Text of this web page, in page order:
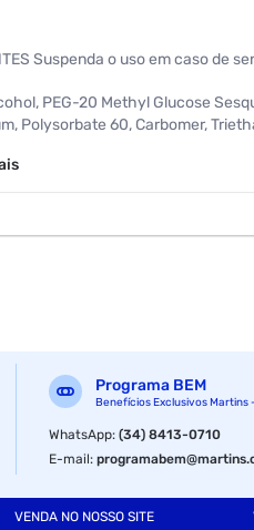
Suspenda o uso em caso de
PEG-20 Methyl Glucose
Polysorbate 60, Carbomer,
Benzoate, Benzyl Salicylate,
Programa BEM
Benefícios Exclusivos Martins
WhatsApp:(34) 8413-0710
E-mail:
VENDA NO NOSSO SITE